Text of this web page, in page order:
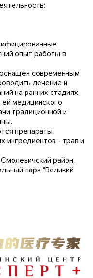
опыт работы в
современным
лечение и
на ранних стадиях.
медицинского
традиционной и
препараты,
ингредиентов - трав и
район,
парк "Великий